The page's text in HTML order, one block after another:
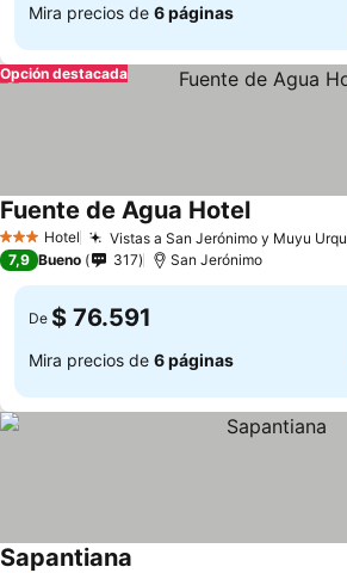
Mira precios de 6 páginas
Opción destacada
3 Estrellas
Hotel Vistas a San Jerónimo y Muyu Urqu
Fuente de Agua Hotel
7,9 Bueno 317 San Jerónimo
De $ 76.591
Mira precios de 6 páginas
Sapantiana